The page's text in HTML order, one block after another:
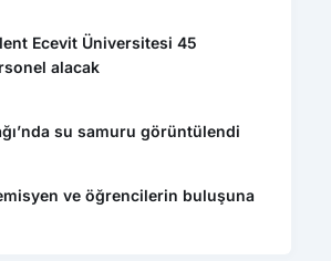
Ecevit Üniversitesi 45
alacak
su samuru görüntülendi
ve öğrencilerin buluşuna